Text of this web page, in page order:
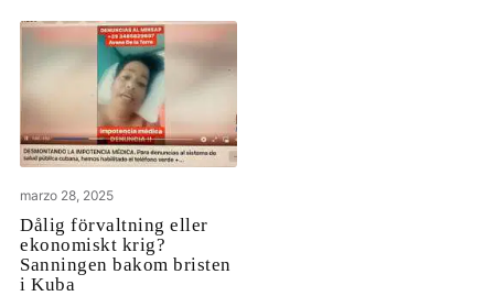
marzo 28, 2025
Dålig förvaltning eller
ekonomiskt krig?
Sanningen bakom bristen
i Kuba